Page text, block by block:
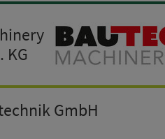
KG
GmbH